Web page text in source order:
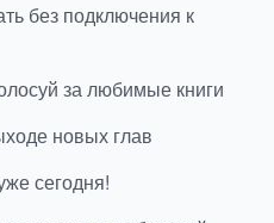
без подключения к
за любимые книги
новых глав
сегодня!